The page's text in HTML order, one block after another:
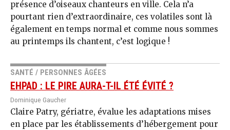
présence d’oiseaux chanteurs en ville. Cela n’a
pourtant rien d’extraordinaire, ces volatiles sont là
également en temps normal et comme nous sommes
au printemps ils chantent, c’est logique !
SANTÉ / PERSONNES ÂGÉES
EHPAD : LE PIRE AURA-T-IL ÉTÉ ÉVITÉ ?
Dominique Gaucher
Claire Patry, gériatre, évalue les adaptations mises
en place par les établissements d’hébergement pour